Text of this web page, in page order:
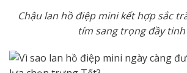
Chậu lan hồ điệp mini kết hợp sắc
tím sang trọng đầy